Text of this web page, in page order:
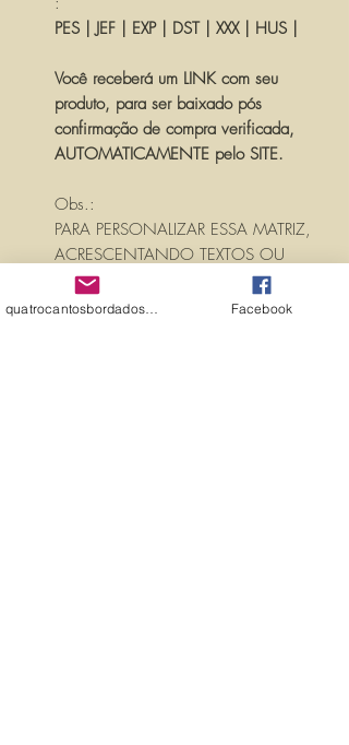
PES | JEF | EXP | DST | XXX | HUS |
Você receberá um LINK com seu
produto, para ser baixado pós
confirmação de compra verificada,
AUTOMATICAMENTE pelo SITE.
Obs.:
PARA PERSONALIZAR ESSA MATRIZ,
ACRESCENTANDO TEXTOS OU
NOMES, É SÓ ENTRAR EM
CONTATO CONOSCO PELO
Facebook